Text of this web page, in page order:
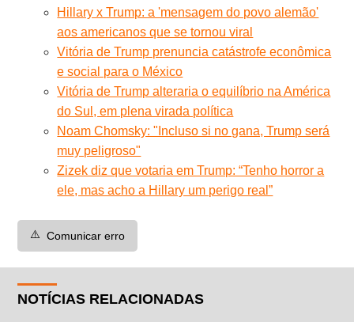
Hillary x Trump: a 'mensagem do povo alemão'
aos americanos que se tornou viral
Vitória de Trump prenuncia catástrofe econômica
e social para o México
Vitória de Trump alteraria o equilíbrio na América
do Sul, em plena virada política
Noam Chomsky: "Incluso si no gana, Trump será
muy peligroso"
Zizek diz que votaria em Trump: “Tenho horror a
ele, mas acho a Hillary um perigo real”
⚠️ Comunicar erro
NOTÍCIAS RELACIONADAS